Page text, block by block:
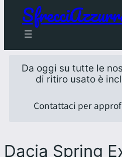
Da oggi su tutte le
di ritiro usato è
Contattaci per
Dacia Spring